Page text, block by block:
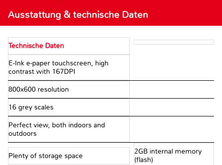
Ausstattung & technische Daten
Technische Daten
E-Ink e-paper touchscreen, high
contrast with 167DPI
800x600 resolution
16 grey scales
Perfect view, both indoors and
outdoors
Plenty of storage space
2GB internal memory
(flash)